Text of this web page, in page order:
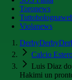
Toronews
Violanews
Calcio
Luis Diaz
Hakimi un